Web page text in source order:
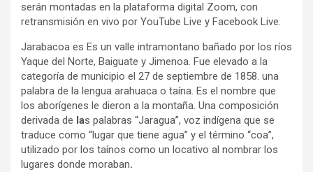
serán montadas en la plataforma digital Zoom, con
retransmisión en vivo por YouTube Live y Facebook Live.
Jarabacoa es Es un valle intramontano bañado por los ríos
Yaque del Norte, Baiguate y Jimenoa. Fue elevado a la
categoría de municipio el 27 de septiembre de 1858. una
palabra de la lengua arahuaca o taína. Es el nombre que
los aborígenes le dieron a la montaña. Una composición
derivada de las palabras “Jaragua”, voz indígena que se
traduce como “lugar que tiene agua” y el término “coa”,
utilizado por los taínos como un locativo al nombrar los
lugares donde moraban.